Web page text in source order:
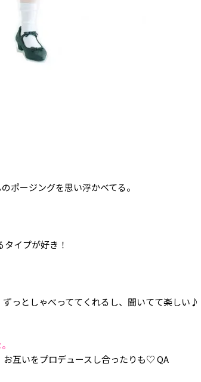
ポージングを思い浮かべてる。
イプが好き！
っとしゃべっててくれるし、聞いてて楽しい♪
互いをプロデュースし合ったりも♡ QA